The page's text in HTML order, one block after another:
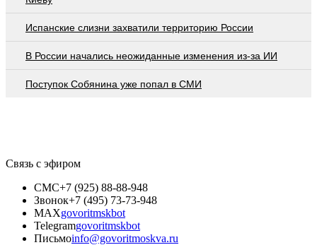
Испанские слизни захватили территорию России
В России начались неожиданные изменения из-за ИИ
Поступок Собянина уже попал в СМИ
Связь с эфиром
СМС+7 (925) 88-88-948
Звонок+7 (495) 73-73-948
MAXgovoritmskbot
Telegramgovoritmskbot
Письмоinfo@govoritmoskva.ru